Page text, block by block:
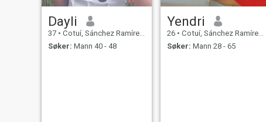
Dayli
37 • Cotuí, Sánchez Ramírez, Den Dominikanske Rep.
Søker: Mann 40 - 48
Yendri
26 • Cotuí, Sánchez Ramírez, Den Dominikanske Rep.
Søker: Mann 28 - 65